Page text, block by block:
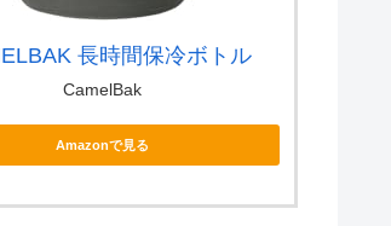
長時間保冷ボトル
CamelBak
Amazonで見る